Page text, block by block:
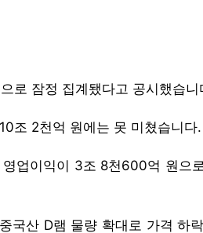
로 잠정 집계됐다고 공시했습니
조 2천억 원에는 못 미쳤습니다.
업이익이 3조 8천600억 원으
국산 D램 물량 확대로 가격 하